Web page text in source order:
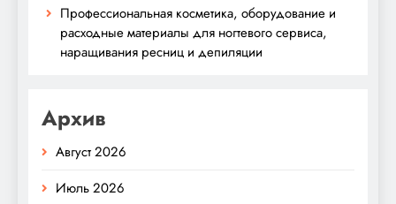
Профессиональная косметика, оборудование и
расходные материалы для ногтевого сервиса,
наращивания ресниц и депиляции
Архив
Август 2026
Июль 2026